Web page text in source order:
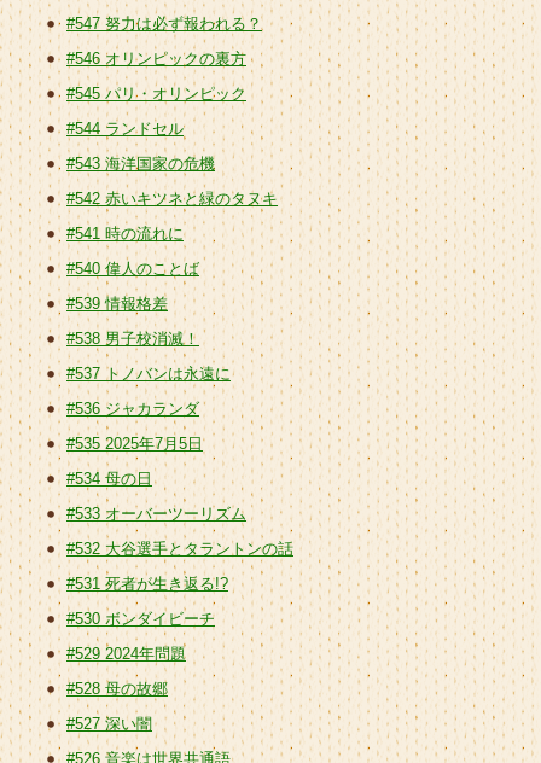
#547 努力は必ず報われる？
#546 オリンピックの裏方
#545 パリ・オリンピック
#544 ランドセル
#543 海洋国家の危機
#542 赤いキツネと緑のタヌキ
#541 時の流れに
#540 偉人のことば
#539 情報格差
#538 男子校消滅！
#537 トノバンは永遠に
#536 ジャカランダ
#535 2025年7月5日
#534 母の日
#533 オーバーツーリズム
#532 大谷選手とタラントンの話
#531 死者が生き返る!?
#530 ボンダイビーチ
#529 2024年問題
#528 母の故郷
#527 深い闇
#526 音楽は世界共通語